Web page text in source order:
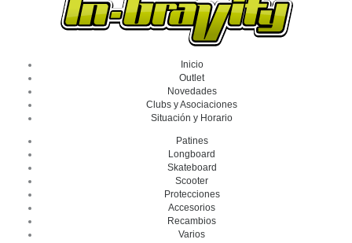
Inicio
Outlet
Novedades
Clubs y Asociaciones
Situación y Horario
Patines
Longboard
Skateboard
Scooter
Protecciones
Accesorios
Recambios
Varios